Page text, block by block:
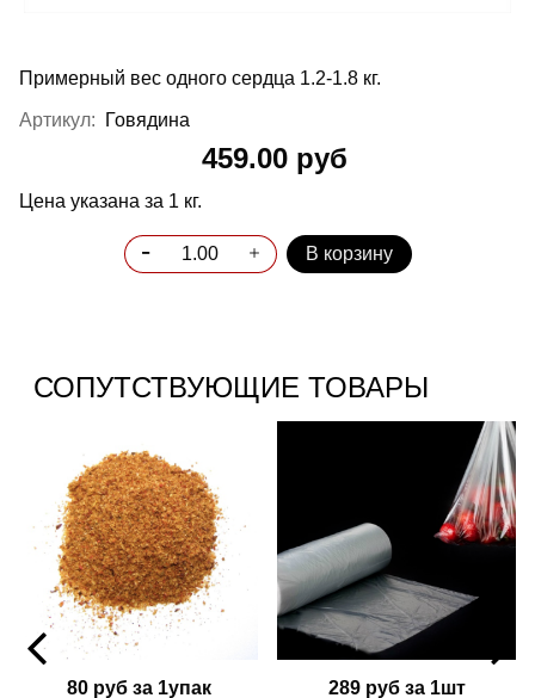
Примерный вес одного сердца 1.2-1.8 кг.
Артикул: Говядина
459.00 руб
Цена указана за 1 кг.
В корзину
СОПУТСТВУЮЩИЕ ТОВАРЫ
80 руб за 1упак 289 руб за 1шт